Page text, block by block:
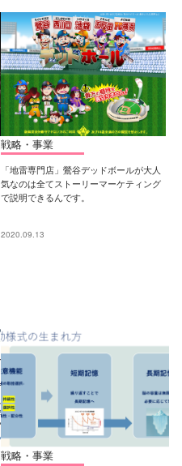
戦略・事業
「地雷専門店」鶯谷デッドボールが大人
気なのは全てストーリーマーケティング
で説明できるんです。
2020.09.13
戦略・事業